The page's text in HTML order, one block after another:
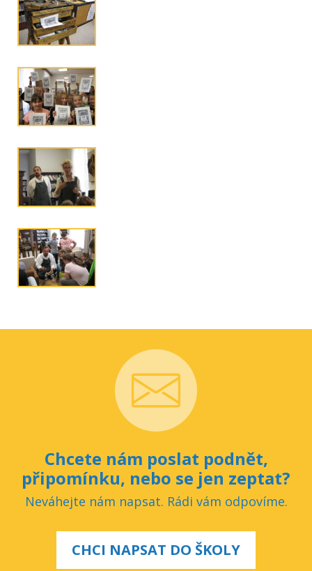
Chcete nám poslat podnět,
připomínku, nebo se jen zeptat?
Neváhejte nám napsat. Rádi vám odpovíme.
CHCI NAPSAT DO ŠKOLY